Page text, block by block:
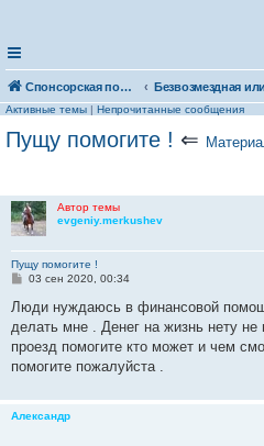
Спонсорская помощь. Выберите рубрику для объявления
Активные темы | Непрочитанные сообщения
Пущу помогите ! ⇐
Автор темы
evgeniy.merkushev
Пущу помогите !
С
о
щ
е
и
03 сен 2020, 00:34
Люди нуждаюсь в финансовой
делать мне . Денег на жизнь нету не
проезд помогите кто может и чем
помогите пожалуйста .
Александр